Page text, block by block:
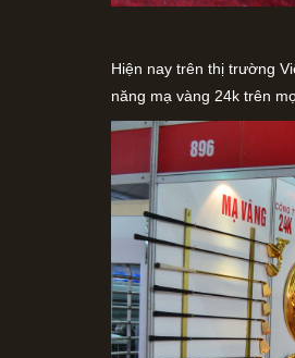
Hiện nay trên thị trường
năng mạ vàng 24k trên